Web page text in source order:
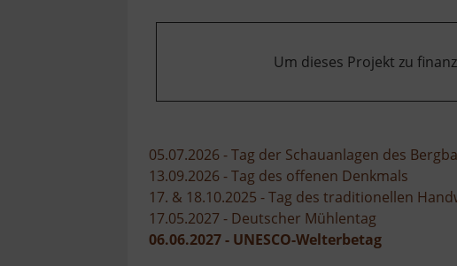
Um dieses Projekt zu
05.07.2026 - Tag der Schauanlagen des
13.09.2026 - Tag des offenen Denkmals
17. & 18.10.2025 - Tag des traditionellen
17.05.2027 - Deutscher Mühlentag
06.06.2027 - UNESCO-Welterbetag